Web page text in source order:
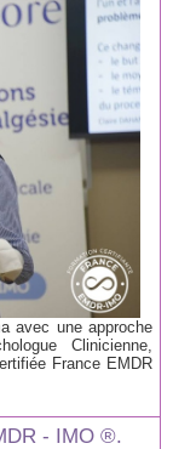
avec une approche
Clinicienne,
France EMDR
- IMO ®.